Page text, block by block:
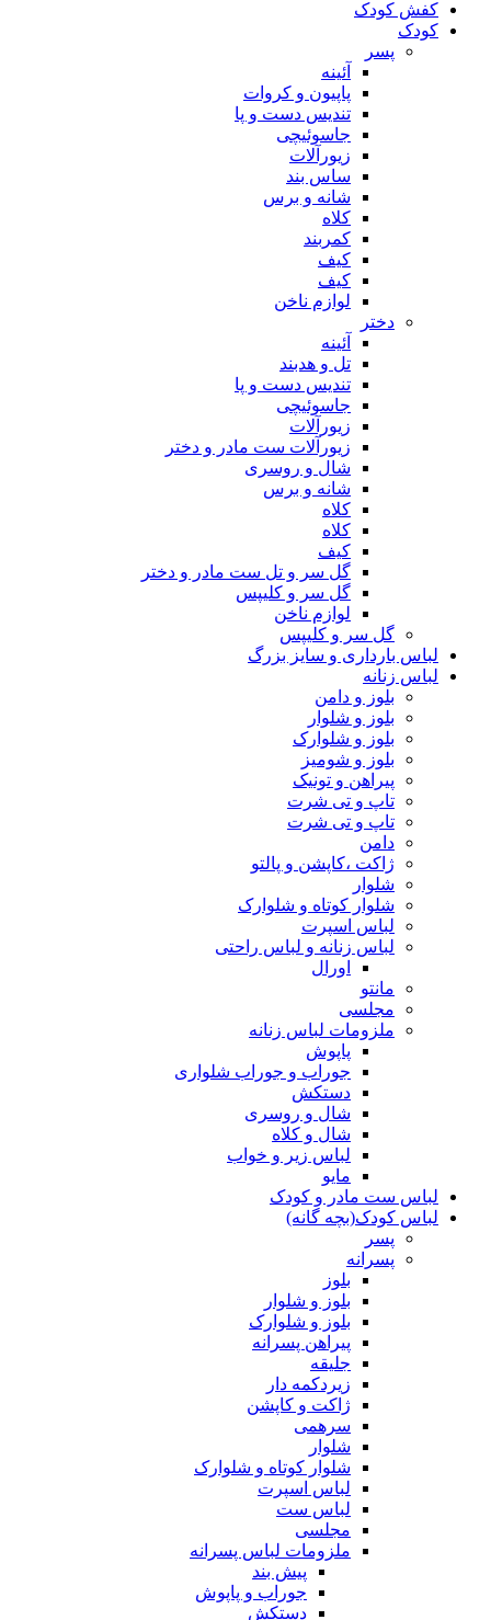
کفش کودک
کودک
پسر
آئینه
پاپیون و کروات
تندیس دست و پا
جاسوئیچی
زیورآلات
ساس بند
شانه و برس
کلاه
کمربند
کیف
کیف
لوازم ناخن
دختر
آئینه
تل و هدبند
تندیس دست و پا
جاسوئیچی
زیورآلات
زیورآلات ست مادر و دختر
شال و روسری
شانه و برس
کلاه
کلاه
کیف
گل سر و تل ست مادر و دختر
گل سر و کلیپس
لوازم ناخن
گل سر و کلیپس
لباس بارداری و سایز بزرگ
لباس زنانه
بلوز و دامن
بلوز و شلوار
بلوز و شلوارک
بلوز و شومیز
پیراهن و تونیک
تاپ و تی شرت
تاپ و تی شرت
دامن
ژاکت ،کاپشن و پالتو
شلوار
شلوار کوتاه و شلوارک
لباس اسپرت
لباس زنانه و لباس راحتی
اورال
مانتو
مجلسی
ملزومات لباس زنانه
پاپوش
جوراب و جوراب شلواری
دستکش
شال و روسری
شال و کلاه
لباس زیر و خواب
مایو
لباس ست مادر و کودک
لباس کودک(بچه گانه)
پسر
پسرانه
بلوز
بلوز و شلوار
بلوز و شلوارک
پیراهن پسرانه
جلیقه
زیردکمه دار
ژاکت و کاپشن
سرهمی
شلوار
شلوار کوتاه و شلوارک
لباس اسپرت
لباس ست
مجلسی
ملزومات لباس پسرانه
پیش بند
جوراب و پاپوش
دستکش